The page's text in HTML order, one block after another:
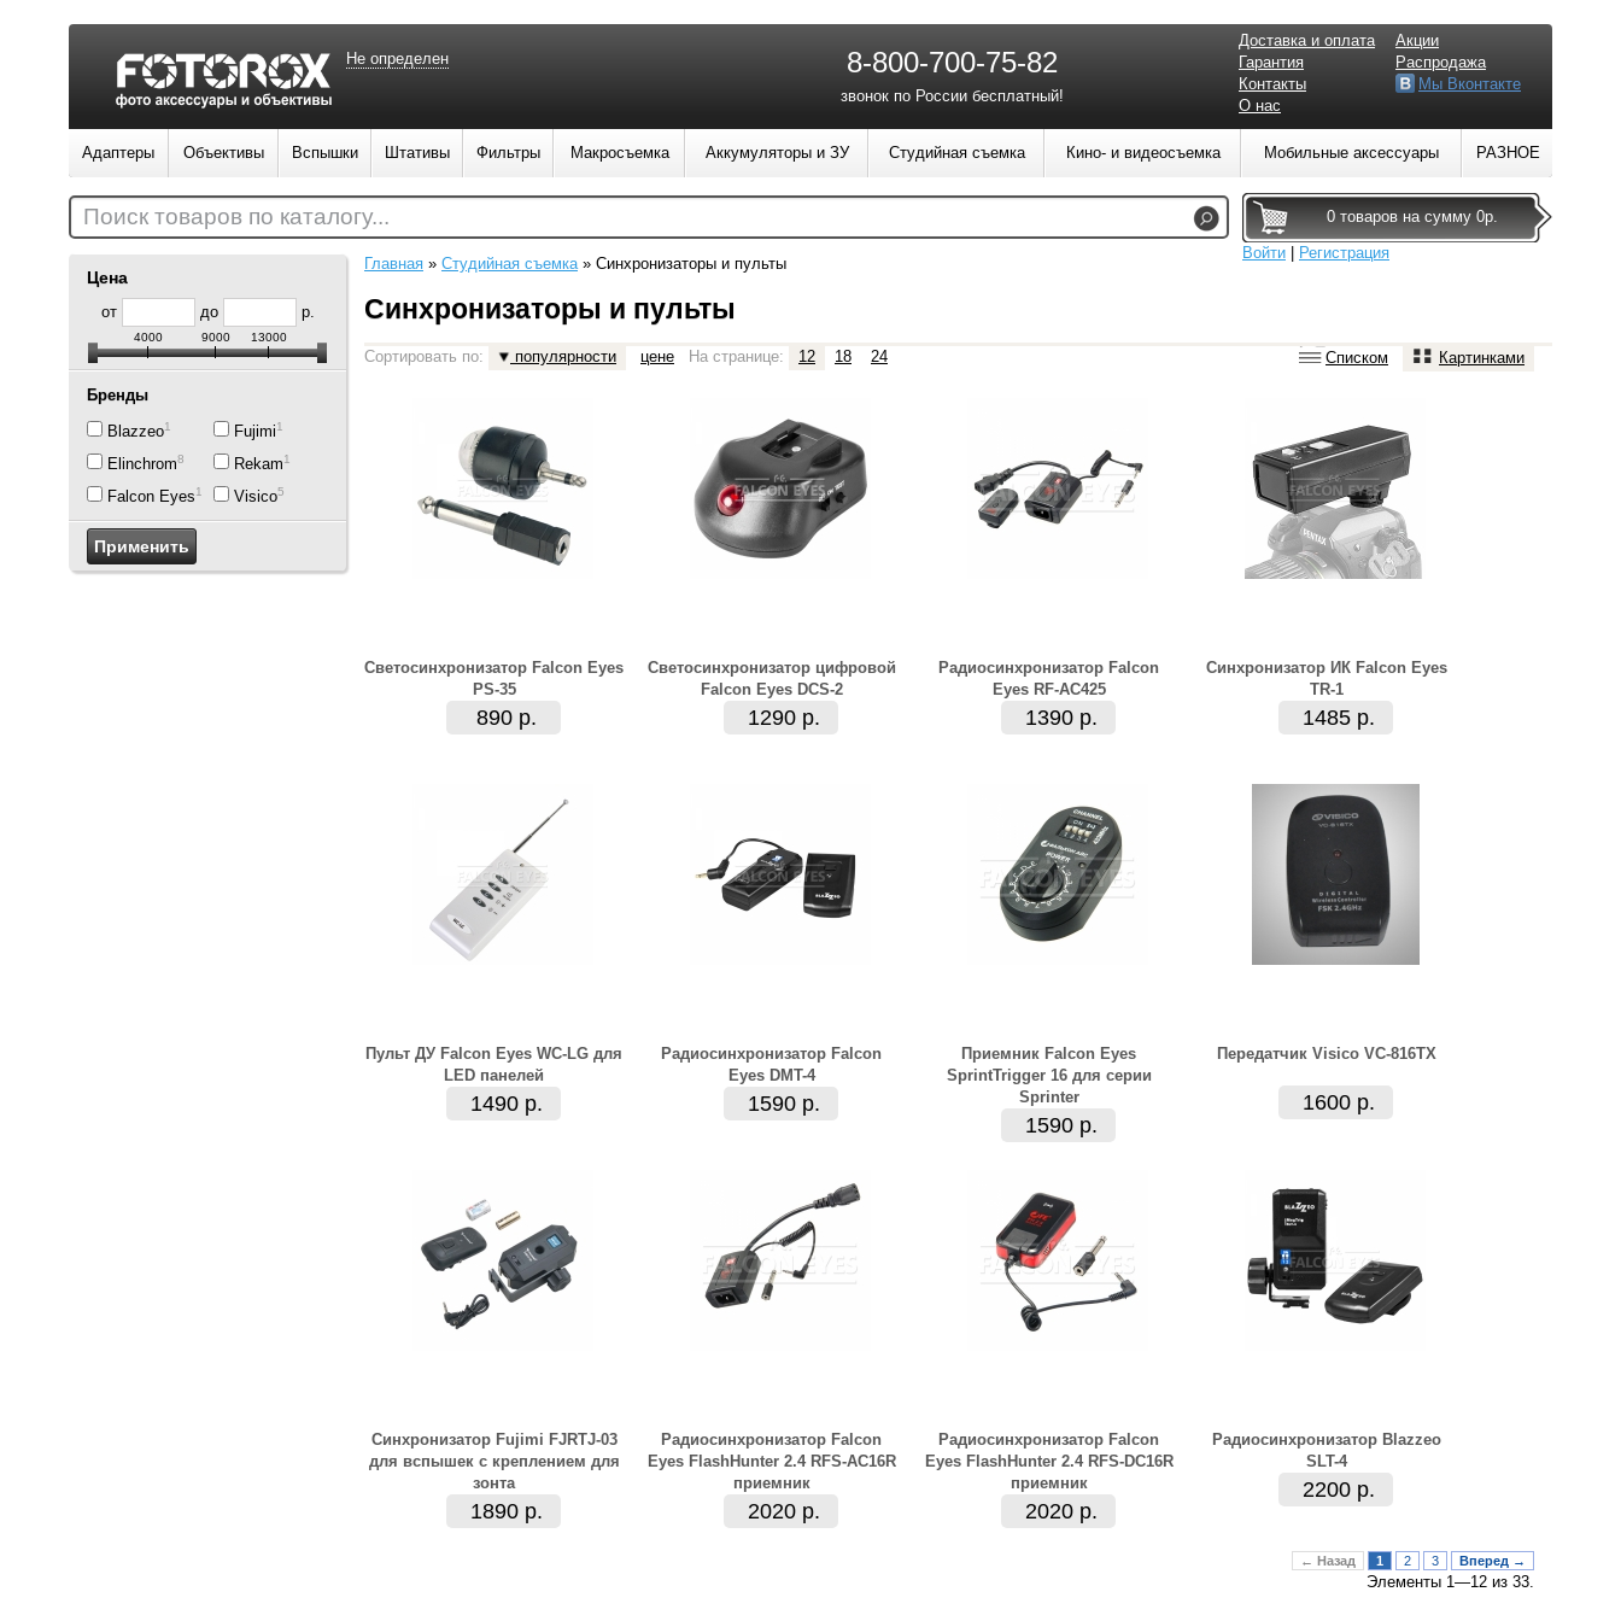
Цена
от до р.
4000 9000 13000
Бренды
Blazzeo1
Elinchrom8
Falcon Eyes17
Fujimi1
Rekam1
Visico5
Главная » Студийная съемка» Синхронизаторы и пульты
Синхронизаторы и пульты
Сортировать по: популярности цене На странице: 12 18 24 Списком Картинками
Светосинхронизатор Falcon Eyes
PS-35
890 р.
Светосинхронизатор цифровой
Falcon Eyes DCS-2
1290 р.
Радиосинхронизатор Falcon
Eyes RF-AC425
1390 р.
Синхронизатор ИК Falcon Eyes
TR-1
1485 р.
Пульт ДУ Falcon Eyes WC-LG для
LED панелей
1490 р.
Радиосинхронизатор Falcon
Eyes DMT-4
1590 р.
Приемник Falcon Eyes
SprintTrigger 16 для серии
Sprinter
1590 р.
Передатчик Visico VC-816TX
1600 р.
Синхронизатор Fujimi FJRTJ-03
для вспышек с креплением для
зонта
1890 р.
Радиосинхронизатор Falcon
Eyes FlashHunter 2.4 RFS-AC16R
приемник
2020 р.
Радиосинхронизатор Falcon
Eyes FlashHunter 2.4 RFS-DC16R
приемник
2020 р.
Радиосинхронизатор Blazzeo
SLT-4
2200 р.
← Назад 1 2 3 Вперед →
Элементы 1—12 из 33.
Не определен 8-800-700-75-82
звонок по России бесплатный!
Доставка и оплата
Гарантия
Контакты
О нас
Акции
Распродажа
Мы Вконтакте
Адаптеры Объективы Вспышки Штативы Фильтры Макросъемка Аккумуляторы и ЗУ Студийная съемка Кино- и видеосъемка Мобильные аксессуары РАЗНОЕ
0 товаров на сумму 0р.
Войти
Регистрация
Поиск товаров по каталогу...